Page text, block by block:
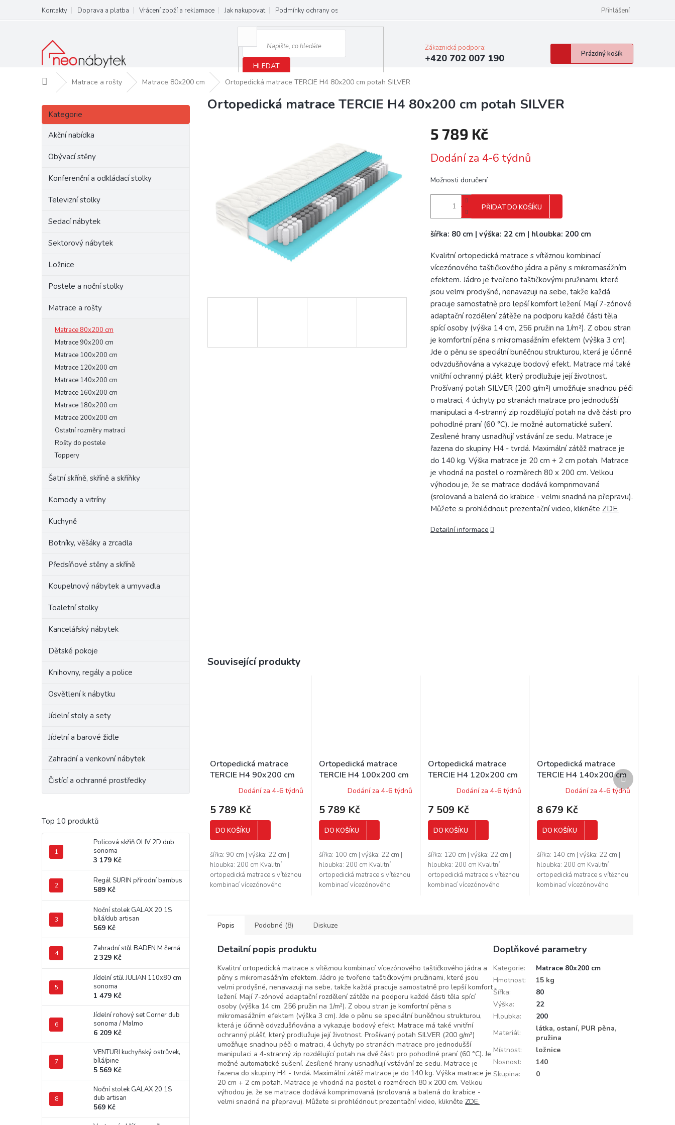
obsah
Kontakty Doprava a platba Vrácení zboží a reklamace Jak nakupovat Podmínky ochrany osobních údajů Přihlášení
HLEDAT
Zákaznická podpora:
+420 702 007 190
Nákupní
košík
Prázdný košík
Domů Matrace a rošty Matrace 80x200 cm Ortopedická matrace TERCIE H4 80x200 cm potah SILVER
P
s
Přeskočit
kategorie
Kategorie
Akční nabídka
Obývací stěny
Konferenční a odkládací stolky
Televizní stolky
Sedací nábytek
Sektorový nábytek
Ložnice
Postele a noční stolky
Matrace a rošty
Matrace 80x200 cm
Matrace 90x200 cm
Matrace 100x200 cm
Matrace 120x200 cm
Matrace 140x200 cm
Matrace 160x200 cm
Matrace 180x200 cm
Matrace 200x200 cm
Ostatní rozměry matrací
Rošty do postele
Toppery
Šatní skříně, skříně a skříňky
Komody a vitríny
Kuchyně
Botníky, věšáky a zrcadla
Předsíňové stěny a skříně
Koupelnový nábytek a umyvadla
Toaletní stolky
Kancelářský nábytek
Dětské pokoje
Knihovny, regály a police
Osvětlení k nábytku
Jídelní stoly a sety
Jídelní a barové židle
Zahradní a venkovní nábytek
Čistící a ochranné prostředky
Top 10 produktů
Policová skříň OLIV 2D dub
sonoma
3 179 Kč
Regál SURIN přírodní bambus
589 Kč
Noční stolek GALAX 20 1S
bílá/dub artisan
569 Kč
Zahradní stůl BADEN M černá
2 329 Kč
Jídelní stůl JULIAN 110x80 cm
sonoma
1 479 Kč
Jídelní rohový set Corner dub
sonoma / Malmo
6 209 Kč
VENTURI kuchyňský ostrůvek,
bílá/pine
5 569 Kč
Noční stolek GALAX 20 1S
dub artisan
569 Kč
Ortopedická matrace TERCIE H4 80x200 cm potah SILVER
5 789 Kč
cena:
Dodání za 4-6 týdnů
Možnosti doručení
PŘIDAT DO KOŠÍKU
šířka: 80 cm | výška: 22 cm | hloubka: 200 cm
Kvalitní ortopedická matrace s vítěznou kombinací
vícezónového taštičkového jádra a pěny s mikromasážním
efektem. Jádro je tvořeno taštičkovými pružinami, které
jsou velmi prodyšné, nenavazuji na sebe, takže každá
pracuje samostatně pro lepší komfort ležení. Mají 7-zónové
adaptační rozdělení zátěže na podporu každé části těla
spící osoby (výška 14 cm, 256 pružin na 1/m²). Z obou stran
je komfortní pěna s mikromasážním efektem (výška 3 cm).
Jde o pěnu se speciální buněčnou strukturou, která je účinně
odvzdušňována a vykazuje bodový efekt. Matrace má také
vnitřní ochranný plášť, který prodlužuje její životnost.
Prošívaný potah SILVER (200 g/m²) umožňuje snadnou péči
o matraci, 4 úchyty po stranách matrace pro jednodušší
manipulaci a 4-stranný zip rozdělující potah na dvě části pro
pohodlné praní (60 °C). Je možné automatické sušení.
Zesílené hrany usnadňují vstávání ze sedu. Matrace je
řazena do skupiny H4 - tvrdá. Maximální zátěž matrace je
do 140 kg. Výška matrace je 20 cm + 2 cm potah. Matrace
je vhodná na postel o rozměrech 80 x 200 cm. Velkou
výhodou je, že se matrace dodává komprimovaná
(srolovaná a balená do krabice - velmi snadná na přepravu).
Můžete si prohlédnout prezentační video, klikněte ZDE.
Detailní informace
Související produkty
Ortopedická matrace
TERCIE H4 90x200 cm
potah SILVERDodání za 4-6 týdnů
5 789 Kč
DO KOŠÍKU
šířka: 90 cm | výška: 22 cm |
hloubka: 200 cm Kvalitní
ortopedická matrace s vítěznou
kombinací vícezónového
Ortopedická matrace
TERCIE H4 100x200 cm
potah SILVERDodání za 4-6 týdnů
5 789 Kč
DO KOŠÍKU
šířka: 100 cm | výška: 22 cm |
hloubka: 200 cm Kvalitní
ortopedická matrace s vítěznou
kombinací vícezónového
Ortopedická matrace
TERCIE H4 120x200 cm
potah SILVERDodání za 4-6 týdnů
7 509 Kč
DO KOŠÍKU
šířka: 120 cm | výška: 22 cm |
hloubka: 200 cm Kvalitní
ortopedická matrace s vítěznou
kombinací vícezónového
Ortopedická matrace
TERCIE H4 140x200 cm
potah SILVERDodání za 4-6 týdnů
8 679 Kč
DO KOŠÍKU
šířka: 140 cm | výška: 22 cm |
hloubka: 200 cm Kvalitní
ortopedická matrace s vítěznou
kombinací vícezónového
Další
produkt
Popis Podobné (8) Diskuze
Detailní popis produktu
Kvalitní ortopedická matrace s vítěznou kombinací vícezónového taštičkového jádra a
pěny s mikromasážním efektem. Jádro je tvořeno taštičkovými pružinami, které jsou
velmi prodyšné, nenavazuji na sebe, takže každá pracuje samostatně pro lepší komfort
ležení. Mají 7-zónové adaptační rozdělení zátěže na podporu každé části těla spící
osoby (výška 14 cm, 256 pružin na 1/m²). Z obou stran je komfortní pěna s
mikromasážním efektem (výška 3 cm). Jde o pěnu se speciální buněčnou strukturou,
která je účinně odvzdušňována a vykazuje bodový efekt. Matrace má také vnitřní
ochranný plášť, který prodlužuje její životnost. Prošívaný potah SILVER (200 g/m²)
umožňuje snadnou péči o matraci, 4 úchyty po stranách matrace pro jednodušší
manipulaci a 4-stranný zip rozdělující potah na dvě části pro pohodlné praní (60 °C). Je
možné automatické sušení. Zesílené hrany usnadňují vstávání ze sedu. Matrace je
řazena do skupiny H4 - tvrdá. Maximální zátěž matrace je do 140 kg. Výška matrace je
20 cm + 2 cm potah. Matrace je vhodná na postel o rozměrech 80 x 200 cm. Velkou
výhodou je, že se matrace dodává komprimovaná (srolovaná a balená do krabice -
velmi snadná na přepravu). Můžete si prohlédnout prezentační video, klikněte ZDE.
Doplňkové parametry
Kategorie:
Matrace 80x200 cm
Hmotnost:
15 kg
Šířka:
80
Výška:
22
Hloubka:
200
Materiál:
látka, ostaní, PUR pěna,
pružina
Místnost:
ložnice
Nosnost:
140
Skupina: 0